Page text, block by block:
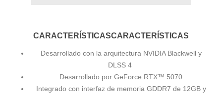
CARACTERÍSTICASCARACTERÍSTICAS
Desarrollado con la arquitectura NVIDIA Blackwell y
DLSS 4
Desarrollado por GeForce RTX™ 5070
Integrado con interfaz de memoria GDDR7 de 12GB y